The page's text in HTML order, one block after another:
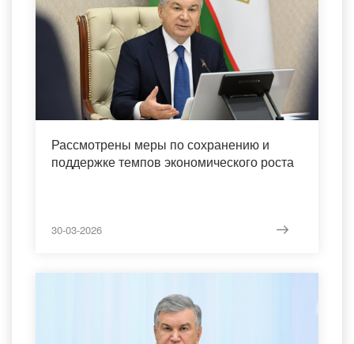
Рассмотрены меры по сохранению и
поддержке темпов экономического роста
30-03-2026